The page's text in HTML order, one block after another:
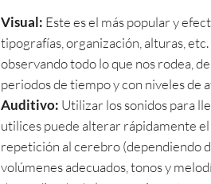
Visual: Este es el más popular y
tipografías, organización, alturas,
observando todo lo que nos rodea,
periodos de tiempo y con niveles de
Auditivo: Utilizar los sonidos para
utilices puede alterar rápidamente
repetición al cerebro (dependiendo
volúmenes adecuados, tonos y